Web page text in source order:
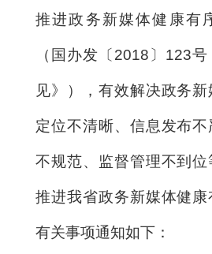
推进政务新媒体健康有
（国办发〔2018〕123
见》），有效解决政务
定位不清晰、信息发布
不规范、监督管理不到
推进我省政务新媒体健
有关事项通知如下：